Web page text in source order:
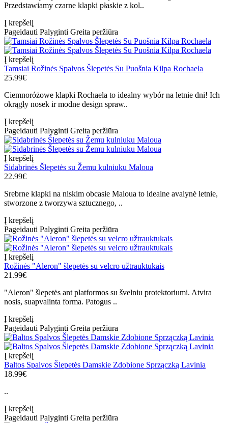
Przedstawiamy czarne klapki płaskie z kol..
Į krepšelį
Pageidauti Palyginti Greita peržiūra
Į krepšelį
Tamsiai Rožinės Spalvos Šlepetės Su Puošnia Kilpa Rochaela
25.99€
Ciemnoróżowe klapki Rochaela to idealny wybór na letnie dni! Ich
okrągły nosek ir modne design spraw..
Į krepšelį
Pageidauti Palyginti Greita peržiūra
Į krepšelį
Sidabrinės Šlepetės su Žemu kulniuku Maloua
22.99€
Srebrne klapki na niskim obcasie Maloua to idealne avalynė letnie,
stworzone z tworzywa sztucznego, ..
Į krepšelį
Pageidauti Palyginti Greita peržiūra
Į krepšelį
Rožinės "Aleron" šlepetės su velcro užtrauktukais
21.99€
"Aleron" šlepetės ant platformos su švelniu protektoriumi. Atvira
nosis, suapvalinta forma. Patogus ..
Į krepšelį
Pageidauti Palyginti Greita peržiūra
Į krepšelį
Baltos Spalvos Šlepetės Damskie Zdobione Sprzączką Lavinia
18.99€
..
Į krepšelį
Pageidauti Palyginti Greita peržiūra